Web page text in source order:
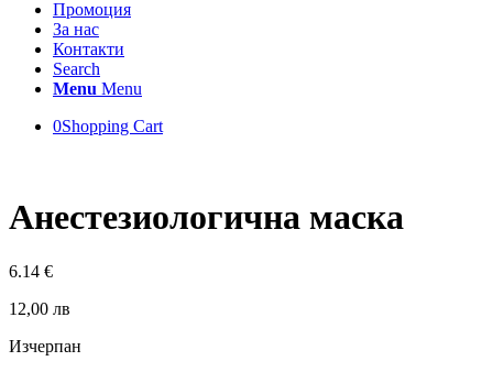
Промоция
За нас
Контакти
Search
Menu Menu
0Shopping Cart
Анестезиологична маска
6.14 €
12,00 лв
Изчерпан